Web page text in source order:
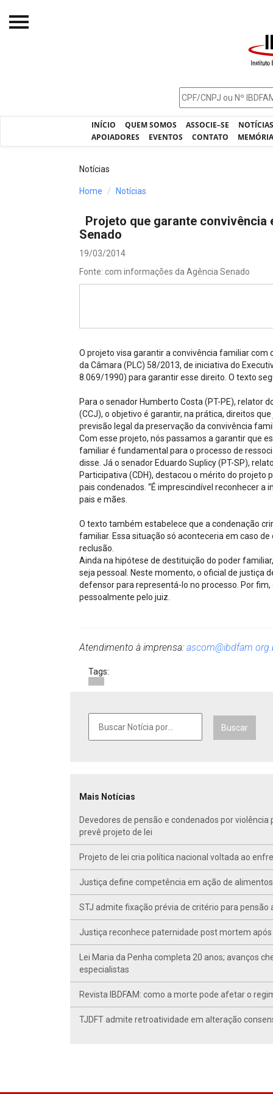
INÍCIO QUEM SOMOS ASSOCIE–SE
APOIADORES
EVENTOS CONTATO
Processos - IBDFAM
Projetos do IBDFAM
Alienação Parental
Encontre um Escritório
IBDFAM Educacional
Notícias
Home Notícias
Projeto que garante
Senado
19/03/2014
Fonte: com informações da Agência Senado
O projeto visa garantir a convivência familiar com
da Câmara (PLC) 58/2013, de iniciativa do
8.069/1990) para garantir esse direito. O texto
Para o senador Humberto Costa (PT-PE), relator
(CCJ), o objetivo é garantir, na prática, direitos
previsão legal da preservação da convivência
Com esse projeto, nós passamos a garantir que
familiar é fundamental para o processo de
disse. Já o senador Eduardo Suplicy (PT-SP),
Participativa (CDH), destacou o mérito do
pais condenados. “É imprescindível reconhecer
pais e mães.
O texto também estabelece que a condenação
familiar. Essa situação só aconteceria em caso
reclusão.
Ainda na hipótese de destituição do poder
seja pessoal. Neste momento, o oficial de justiça
defensor para representá-lo no processo. Por
pessoalmente pelo juiz.
Atendimento à imprensa:
Tags:
Buscar
Mais Notícias
Devedores de pensão e condenados por
prevê projeto de lei
Projeto de lei cria política nacional voltada ao
Justiça define competência em ação de
STJ admite fixação prévia de critério para
Justiça reconhece paternidade post mortem
Lei Maria da Penha completa 20 anos; avanços
especialistas
Revista IBDFAM: como a morte pode afetar o
TJDFT admite retroatividade em alteração